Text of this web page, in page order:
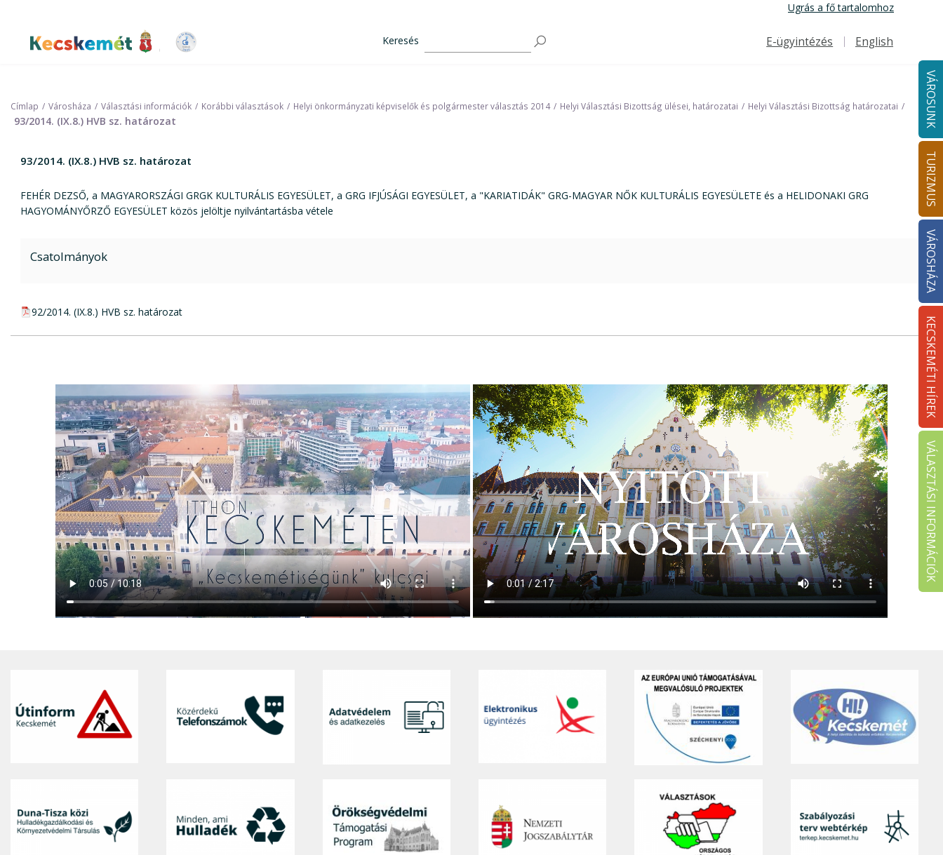
tartalomra
Ugrás a fő tartalomhoz
Kecskemét Város Honlapja
Keresés
Felső navigáció
E-ügyintézés English
VÁROSUNK
TURIZMUS
VÁROSHÁZA
KECSKEMÉTI HÍREK
VÁLASZTÁSI INFORMÁCIÓK
Címlap Városháza Választási információk Korábbi választások Helyi önkormányzati képviselők és polgármester választás 2014 Helyi Választási Bizottság ülései, határozatai Helyi Választási Bizottság határozatai
93/2014. (IX.8.) HVB sz. határozat
93/2014. (IX.8.) HVB sz. határozat
FEHÉR DEZSŐ, a MAGYARORSZÁGI GRGK KULTURÁLIS EGYESÜLET, a GRG IFJÚSÁGI EGYESÜLET, a "KARIATIDÁK" GRG-MAGYAR NŐK KULTURÁLIS EGYESÜLETE és a HELIDONAKI GRG
HAGYOMÁNYŐRZŐ EGYESÜLET közös jelöltje nyilvántartásba vétele
Csatolmányok
pdf csatolmány:
92/2014. (IX.8.) HVB sz. határozat